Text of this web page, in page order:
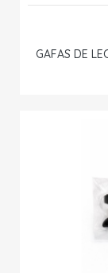
GAFAS DE